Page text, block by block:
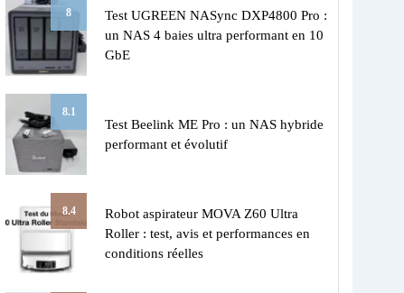
8
Test UGREEN NASync DXP4800 Pro :
un NAS 4 baies ultra performant en 10
GbE
8.1
Test Beelink ME Pro : un NAS hybride
performant et évolutif
8.4
Robot aspirateur MOVA Z60 Ultra
Roller : test, avis et performances en
conditions réelles